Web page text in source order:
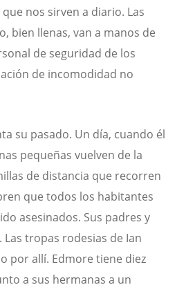
nos sirven a diario. Las
bien llenas, van a manos de
de seguridad de los
de incomodidad no
su pasado. Un día, cuando él
pequeñas vuelven de la
de distancia que recorren
que todos los habitantes
asesinados. Sus padres y
tropas rodesias de Ian
por allí. Edmore tiene diez
a sus hermanas a un